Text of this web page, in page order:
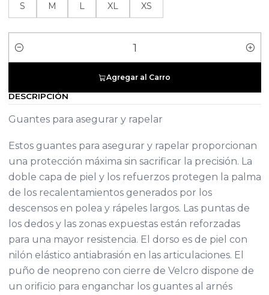
S M L XL XS
Cantidad
Agregar al Carro
DESCRIPCIÓN
Guantes para asegurar y rapelar
Estos guantes para asegurar y rapelar proporcionan
una protección máxima sin sacrificar la precisión. La
doble capa de piel y los refuerzos protegen la palma
de los recalentamientos generados por los
descensos en polea y rápeles largos. Las puntas de
los dedos y las zonas expuestas están reforzadas
para una mayor resistencia. El dorso es de piel con
nilón elástico antiabrasión en las articulaciones. El
puño de neopreno con cierre de Velcro dispone de
un orificio para enganchar los guantes al arnés